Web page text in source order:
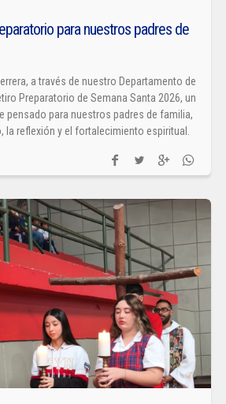
para nuestros padres de
a través de nuestro Departamento de
Preparatorio de Semana Santa 2026, un
pensado para nuestros padres de familia,
la reflexión y el fortalecimiento espiritual.